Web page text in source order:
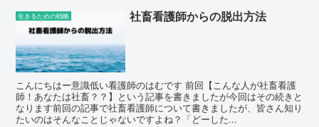
生きるための戦略 社畜看護師からの脱出方法
こんにちはー意識低い看護師のはむです 前回【こんな人が社畜看護
師！あなたは社畜？？】という記事を書きましたが今回はその続きと
なります前回の記事で社畜看護師について書きましたが、皆さん知り
たいのはそんなことじゃないですよね？「どーした...